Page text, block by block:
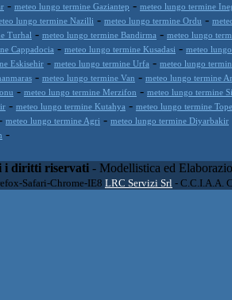
- meteo lungo termine Gaziantep - meteo lungo termine
lungo termine Nazilli - meteo lungo termine Ordu -
Turhal - meteo lungo termine Bandirma - meteo lungo
Cappadocia - meteo lungo termine Kusadasi - meteo
Eskisehir - meteo lungo termine Urfa - meteo lungo
- meteo lungo termine Van - meteo lungo termine
- meteo lungo termine Merzifon - meteo lungo termine
- meteo lungo termine Kutahya - meteo lungo termine
meteo lungo termine Agri - meteo lungo termine Diyarbakir
-
i diritti riservati - Modellistica ed
Safari-Chrome-IE8 LRC Servizi Srl - C.C.I.A.A.